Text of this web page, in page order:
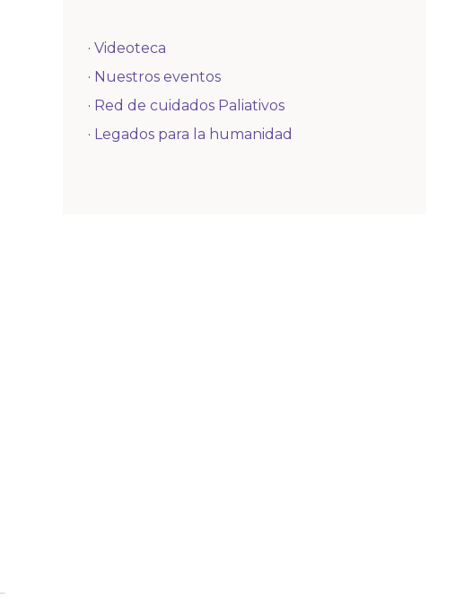
·Videoteca
· Nuestros eventos
· Red de cuidados Paliativos
· Legados para la humanidad